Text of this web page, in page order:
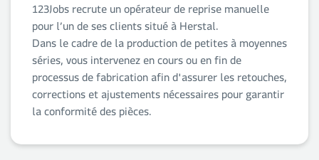
123Jobs recrute un opérateur de reprise manuelle
pour l’un de ses clients situé à Herstal.
Dans le cadre de la production de petites à moyennes
séries, vous intervenez en cours ou en fin de
processus de fabrication afin d'assurer les retouches,
corrections et ajustements nécessaires pour garantir
la conformité des pièces.